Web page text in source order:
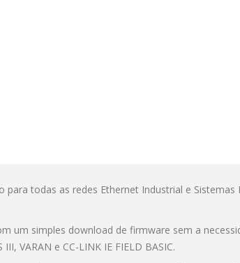
todas as redes Ethernet Industrial e
um simples download de firmware sem a
VARAN e CC-LINK IE FIELD BASIC.